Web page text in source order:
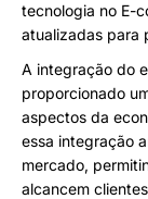
tecnologia no E-
atualizadas para
A integração do
proporcionado
aspectos da
essa integração
mercado,
alcancem